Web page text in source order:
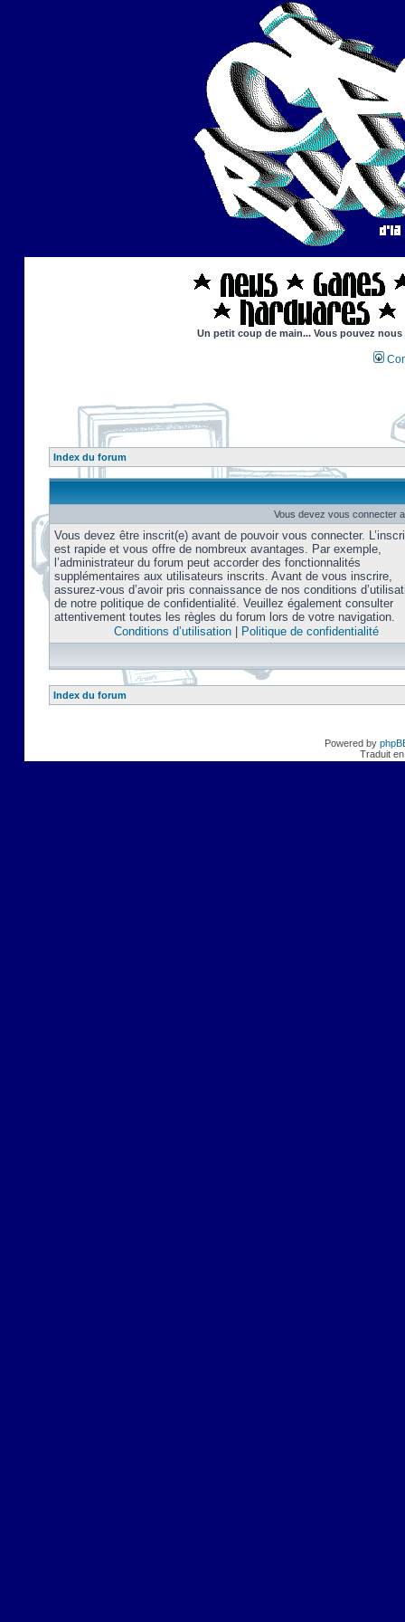
Un petit coup de main... Vous pouvez
Index du forum
Vous devez vous connecter
Vous devez être inscrit(e) avant de pouvoir vous connecter.
est rapide et vous offre de nombreux avantages. Par exemple,
l’administrateur du forum peut accorder des fonctionnalités
supplémentaires aux utilisateurs inscrits. Avant de vous inscrire,
assurez-vous d’avoir pris connaissance de nos conditions
de notre politique de confidentialité. Veuillez également consulter
attentivement toutes les règles du forum lors de votre navigation.
Conditions d’utilisation| Politique de confidentialité
Index du forum
Powered by
Traduit